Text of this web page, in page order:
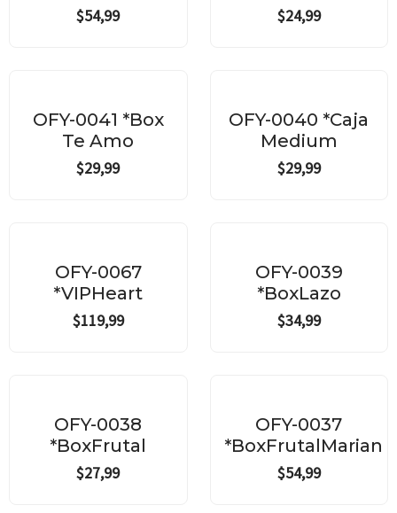
$54,99 $24,99
OFY-0041 *Box
Te Amo
$29,99
OFY-0040 *Caja
Medium
$29,99
OFY-0067
*VIPHeart
$119,99
OFY-0039
*BoxLazo
$34,99
OFY-0038
*BoxFrutal
$27,99
OFY-0037
*BoxFrutalMarian
$54,99